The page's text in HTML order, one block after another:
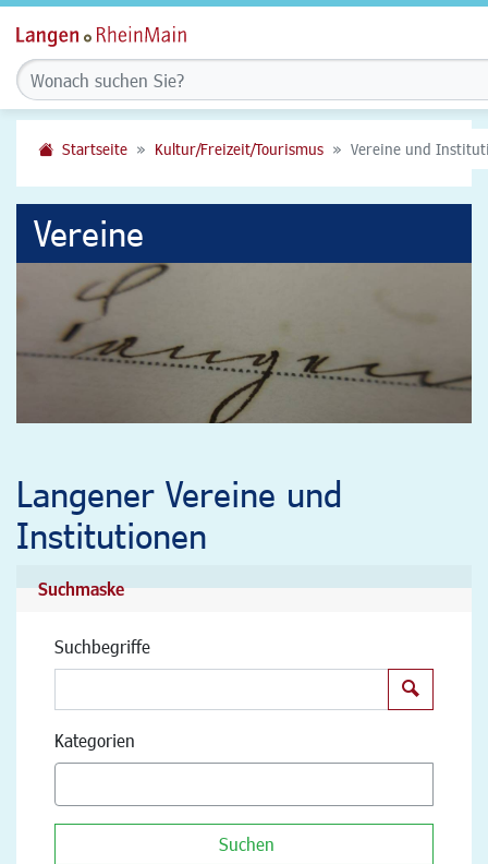
Startseite Kultur/Freizeit/Tourismus Vereine und
Vereine
Langener Vereine und
Institutionen
Suchmaske
Suchbegriffe
Kategorien
Suchen